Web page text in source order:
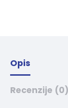
Opis
Recenzije (0)